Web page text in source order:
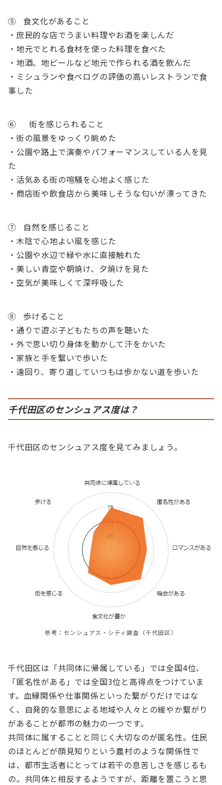
⑤ 食文化があること
・庶民的な店でうまい料理やお酒を楽しんだ
・地元でとれる食材を使った料理を食べた
・地酒、地ビールなど地元で作られる酒を飲んだ
・ミシュランや食べログの評価の高いレストランで食
事した
⑥ 街を感じられること
・街の風景をゆっくり眺めた
・公園や路上で演奏やパフォーマンスしている人を見
た
・活気ある街の喧騒を心地よく感じた
・商店街や飲食店から美味しそうな匂いが漂ってきた
⑦ 自然を感じること
・木陰で心地よい風を感じた
・公園や水辺で緑や水に直接触れた
・美しい青空や朝焼け、夕焼けを見た
・空気が美味しくて深呼吸した
⑧ 歩けること
・通りで遊ぶ子どもたちの声を聴いた
・外で思い切り身体を動かして汗をかいた
・家族と手を繋いで歩いた
・遠回り、寄り道していつもは歩かない道を歩いた
千代田区のセンシュアス度は？
千代田区のセンシュアス度を見てみましょう。
参考：センシュアス・シティ調査（千代田区）
千代田区は「共同体に帰属している」では全国4位、
「匿名性がある」では全国3位と高得点をつけていま
す。血縁関係や仕事関係といった繋がりだけではな
く、自発的な意思による地域や人々との緩やか繋がり
があることが都市の魅力の一つです。
共同体に属することと同じく大切なのが匿名性。住民
のほとんどが顔見知りという農村のような関係性で
は、都市生活者にとっては若干の息苦しさを感じるも
の。共同体と相反するようですが、距離を置こうと思